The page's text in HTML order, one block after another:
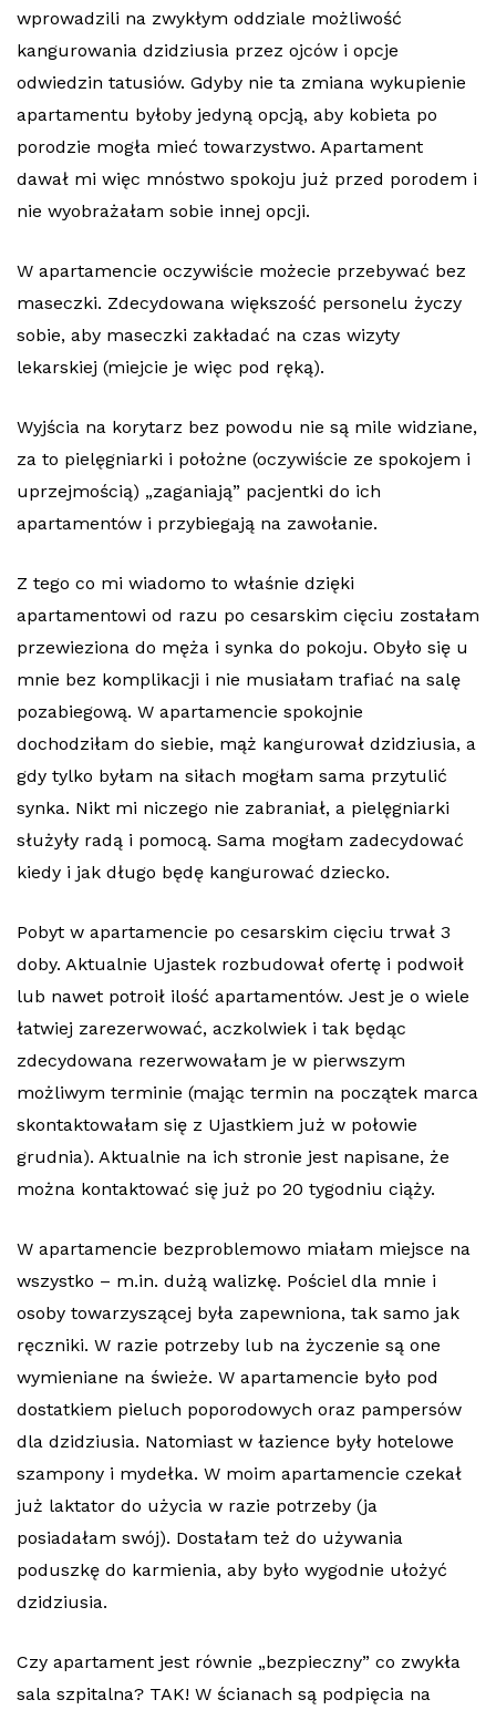
wprowadzili na zwykłym oddziale możliwość
kangurowania dzidziusia przez ojców i opcje
odwiedzin tatusiów. Gdyby nie ta zmiana wykupienie
apartamentu byłoby jedyną opcją, aby kobieta po
porodzie mogła mieć towarzystwo. Apartament
dawał mi więc mnóstwo spokoju już przed porodem i
nie wyobrażałam sobie innej opcji.
W apartamencie oczywiście możecie przebywać bez
maseczki. Zdecydowana większość personelu życzy
sobie, aby maseczki zakładać na czas wizyty
lekarskiej (miejcie je więc pod ręką).
Wyjścia na korytarz bez powodu nie są mile widziane,
za to pielęgniarki i położne (oczywiście ze spokojem i
uprzejmością) „zaganiają” pacjentki do ich
apartamentów i przybiegają na zawołanie.
Z tego co mi wiadomo to właśnie dzięki
apartamentowi od razu po cesarskim cięciu zostałam
przewieziona do męża i synka do pokoju. Obyło się u
mnie bez komplikacji i nie musiałam trafiać na salę
pozabiegową. W apartamencie spokojnie
dochodziłam do siebie, mąż kangurował dzidziusia, a
gdy tylko byłam na siłach mogłam sama przytulić
synka. Nikt mi niczego nie zabraniał, a pielęgniarki
służyły radą i pomocą. Sama mogłam zadecydować
kiedy i jak długo będę kangurować dziecko.
Pobyt w apartamencie po cesarskim cięciu trwał 3
doby. Aktualnie Ujastek rozbudował ofertę i podwoił
lub nawet potroił ilość apartamentów. Jest je o wiele
łatwiej zarezerwować, aczkolwiek i tak będąc
zdecydowana rezerwowałam je w pierwszym
możliwym terminie (mając termin na początek marca
skontaktowałam się z Ujastkiem już w połowie
grudnia). Aktualnie na ich stronie jest napisane, że
można kontaktować się już po 20 tygodniu ciąży.
W apartamencie bezproblemowo miałam miejsce na
wszystko – m.in. dużą walizkę. Pościel dla mnie i
osoby towarzyszącej była zapewniona, tak samo jak
ręczniki. W razie potrzeby lub na życzenie są one
wymieniane na świeże. W apartamencie było pod
dostatkiem pieluch poporodowych oraz pampersów
dla dzidziusia. Natomiast w łazience były hotelowe
szampony i mydełka. W moim apartamencie czekał
już laktator do użycia w razie potrzeby (ja
posiadałam swój). Dostałam też do używania
poduszkę do karmienia, aby było wygodnie ułożyć
dzidziusia.
Czy apartament jest równie „bezpieczny” co zwykła
sala szpitalna? TAK! W ścianach są podpięcia na